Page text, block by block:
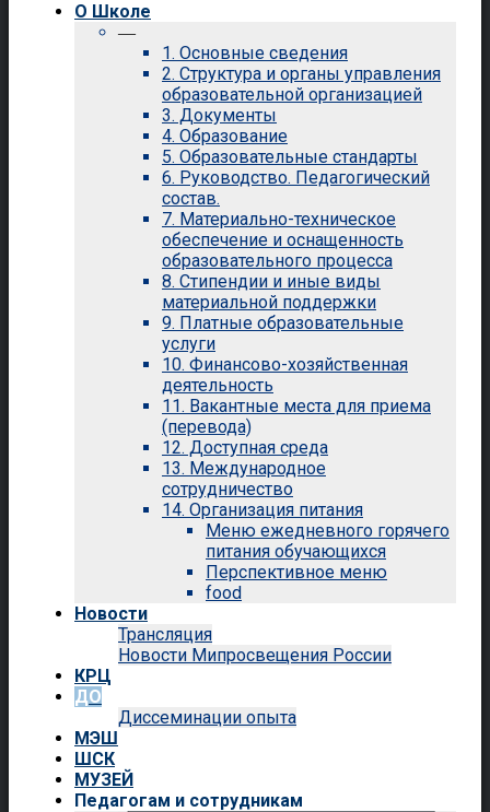
О Школе
—
1. Основные сведения
2. Структура и органы управления
образовательной организацией
3. Документы
4. Образование
5. Образовательные стандарты
6. Руководство. Педагогический
состав.
7. Материально-техническое
обеспечение и оснащенность
образовательного процесса
8. Стипендии и иные виды
материальной поддержки
9. Платные образовательные
услуги
10. Финансово-хозяйственная
деятельность
11. Вакантные места для приема
(перевода)
12. Доступная среда
13. Международное
сотрудничество
14. Организация питания
Меню ежедневного горячего
питания обучающихся
Перспективное меню
food
Новости
Трансляция
Новости Мипросвещения России
КРЦ
ДО
Диссеминации опыта
МЭШ
ШСК
МУЗЕЙ
Педагогам и сотрудникам